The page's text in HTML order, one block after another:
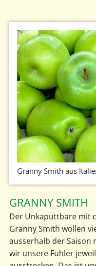
Granny Smith aus
GRANNY SMITH
Der Unkaputtbare mit
Granny Smith wollen
ausserhalb der Saison
wir unsere Fühler